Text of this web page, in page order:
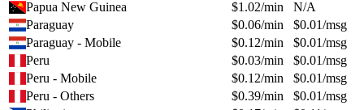
Papua New Guinea
$1.02/min
N/A
Paraguay
$0.06/min $0.01/msg
Paraguay - Mobile
$0.12/min $0.01/msg
Peru
$0.03/min $0.01/msg
Peru - Mobile
$0.12/min $0.01/msg
Peru - Others
$0.39/min $0.01/msg